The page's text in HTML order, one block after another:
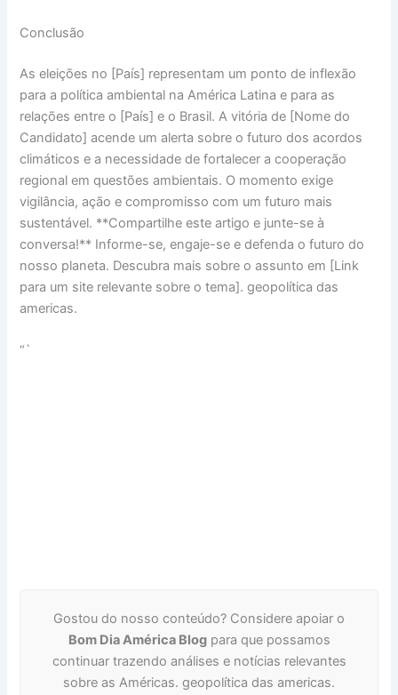
Conclusão
As eleições no [País] representam um ponto de inflexão
para a política ambiental na América Latina e para as
relações entre o [País] e o Brasil. A vitória de [Nome do
Candidato] acende um alerta sobre o futuro dos acordos
climáticos e a necessidade de fortalecer a cooperação
regional em questões ambientais. O momento exige
vigilância, ação e compromisso com um futuro mais
sustentável. **Compartilhe este artigo e junte-se à
conversa!** Informe-se, engaje-se e defenda o futuro do
nosso planeta. Descubra mais sobre o assunto em [Link
para um site relevante sobre o tema]. geopolítica das
americas.
“`
Gostou do nosso conteúdo? Considere apoiar o
Bom Dia América Blogpara que possamos
continuar trazendo análises e notícias relevantes
sobre as Américas. geopolítica das americas.